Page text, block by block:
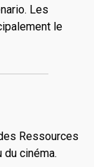
Les
le
Ressources
du cinéma.